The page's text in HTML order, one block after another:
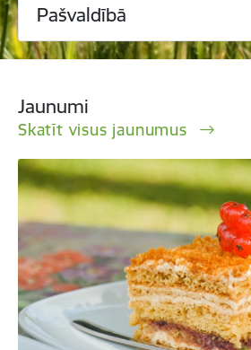
Pašvaldībā
Jaunumi
Skatīt visus jaunumus